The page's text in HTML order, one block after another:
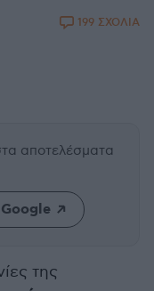
199 ΣΧΟΛΙΑ
αποτελέσματα
της